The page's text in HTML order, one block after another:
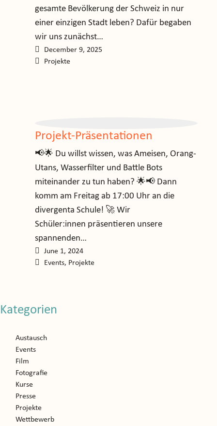
gesamte Bevölkerung der Schweiz in nur
einer einzigen Stadt leben? Dafür begaben
wir uns zunächst…
December 9, 2025
Projekte
Projekt-Präsentationen
📢🌟 Du willst wissen, was Ameisen, Orang-
Utans, Wasserfilter und Battle Bots
miteinander zu tun haben? 🌟📢 Dann
komm am Freitag ab 17:00 Uhr an die
divergenta Schule! 🚀 Wir
Schüler:innen präsentieren unsere
spannenden…
June 1, 2024
Events, Projekte
Kategorien
Austausch
Events
Film
Fotografie
Kurse
Presse
Projekte
Wettbewerb